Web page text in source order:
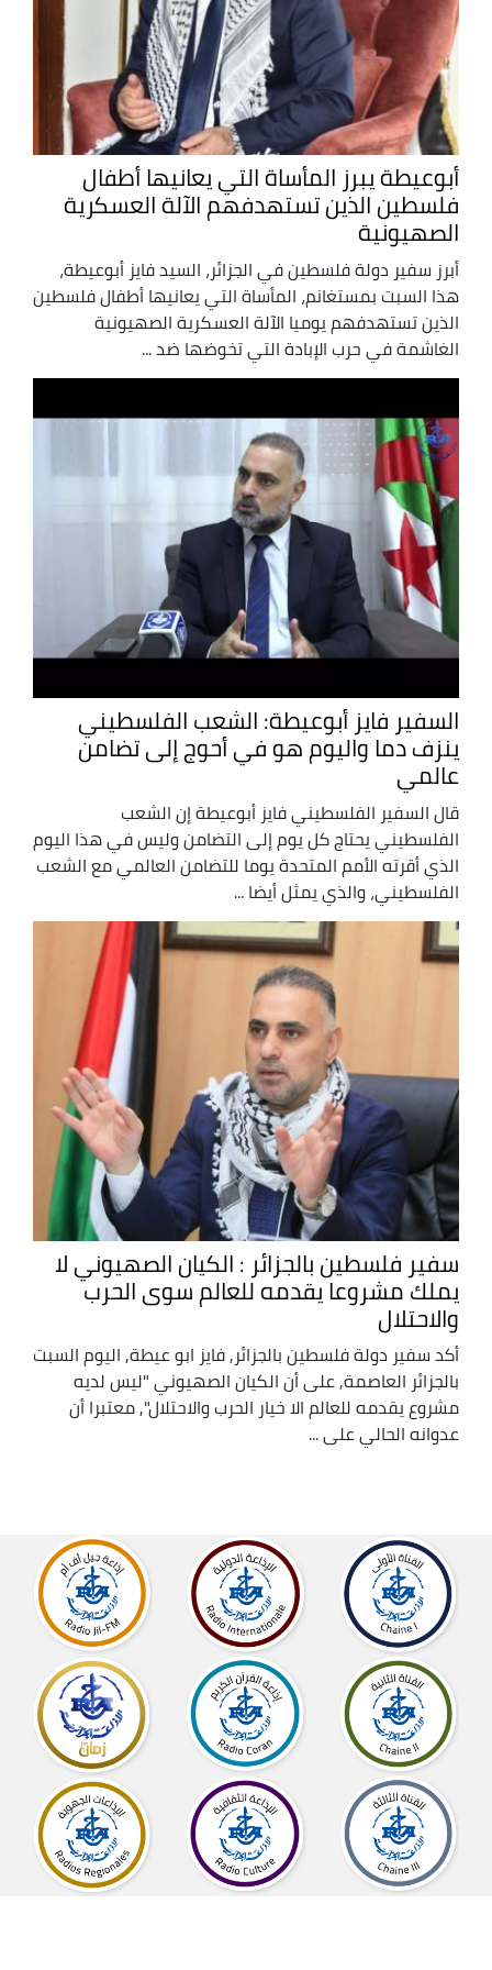
أبوعيطة يبرز المأساة التي يعانيها أطفال
فلسطين الذين تستهدفهم الآلة العسكرية
الصهيونية
أبرز سفير دولة فلسطين في الجزائر، السيد فايز أبوعيطة،
هذا السبت بمستغانم، المأساة التي يعانيها أطفال فلسطين
الذين تستهدفهم يوميا الآلة العسكرية الصهيونية
الغاشمة في حرب الإبادة التي تخوضها ضد ...
السفير فايز أبوعيطة: الشعب الفلسطيني
ينزف دما واليوم هو في أحوج إلى تضامن
عالمي
قال السفير الفلسطيني فايز أبوعيطة إن الشعب
الفلسطيني يحتاج كل يوم إلى التضامن وليس في هذا اليوم
الذي أقرته الأمم المتحدة يوما للتضامن العالمي مع الشعب
الفلسطيني، والذي يمثل أيضا ...
سفير فلسطين بالجزائر : الكيان الصهيوني لا
يملك مشروعا يقدمه للعالم سوى الحرب
والاحتلال
أكد سفير دولة فلسطين بالجزائر, فايز ابو عيطة, اليوم السبت
بالجزائر العاصمة, على أن الكيان الصهيوني "ليس لديه
مشروع يقدمه للعالم الا خيار الحرب والاحتلال", معتبرا أن
عدوانه الحالي على ...